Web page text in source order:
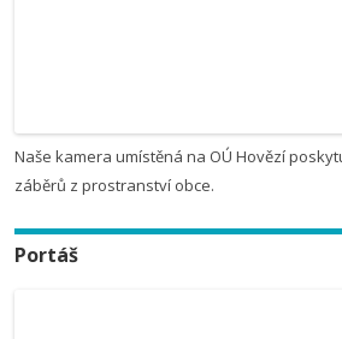
Naše kamera umístěná na OÚ Hovězí
záběrů z prostranství obce.
Portáš